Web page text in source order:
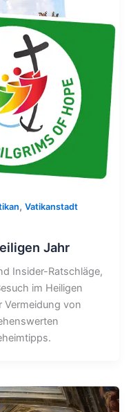
, Vatikanstadt
Jahr
Insider-Ratschläge,
im Heiligen
Vermeidung von